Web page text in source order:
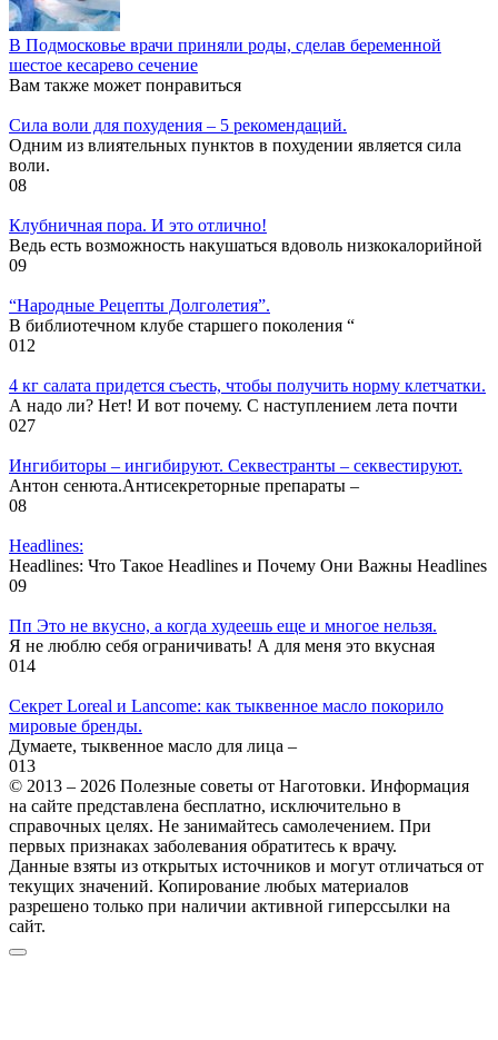
В Подмосковье врачи приняли роды, сделав беременной
шестое кесарево сечение
Вам также может понравиться
Cила воли для похудения – 5 рекомендаций.
Одним из влиятельных пунктов в похудении является сила
воли.
08
Клубничная пора. И это отлично!
Ведь есть возможность накушаться вдоволь низкокалорийной
09
“Народные Рецепты Долголетия”.
В библиотечном клубе старшего поколения “
012
4 кг салата придется съесть, чтобы получить норму клетчатки.
А надо ли? Нет! И вот почему. С наступлением лета почти
027
Ингибиторы – ингибируют. Секвестранты – секвестируют.
Антон сенюта.Антисекреторные препараты –
08
Headlines:
Headlines: Что Такое Headlines и Почему Они Важны Headlines
09
Пп Это не вкусно, а когда худеешь еще и многое нельзя.
Я не люблю себя ограничивать! А для меня это вкусная
014
Секрет Loreal и Lancome: как тыквенное масло покорило
мировые бренды.
Думаете, тыквенное масло для лица –
013
© 2013 – 2026 Полезные советы от Наготовки. Информация
на сайте представлена бесплатно, исключительно в
справочных целях. Не занимайтесь самолечением. При
первых признаках заболевания обратитесь к врачу.
Данные взяты из открытых источников и могут отличаться от
текущих значений. Копирование любых материалов
разрешено только при наличии активной гиперссылки на
сайт.